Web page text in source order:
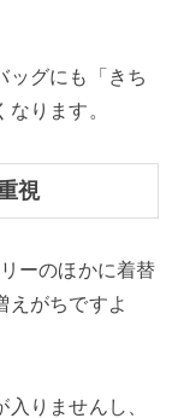
ッグにも「きち
ります。
視
ーのほかに着替
えがちですよ
りませんし、